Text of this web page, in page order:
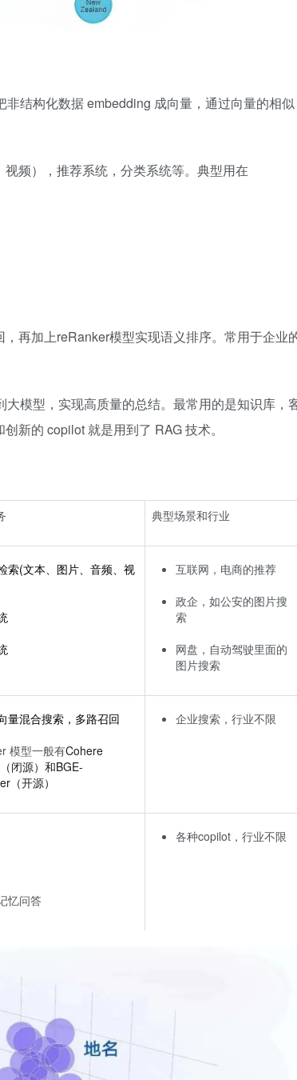
结构化数据 embedding 成向量，通过向量的相似
频），推荐系统，分类系统等。典型用在
再加上reRanker模型实现语义排序。常用于企业
模型，实现高质量的总结。最常用的是知识库，
新的 copilot 就是用到了 RAG 技术。
典型场景和行业
索(文本、图片、音频、视
互联网，电商的推荐
政企，如公安的图片搜
索
网盘，自动驾驶里面的
图片搜索
量混合搜索，多路召回
模型一般有Cohere
闭源）和BGE-
（开源）
企业搜索，行业不限
忆问答
各种copilot，行业不限